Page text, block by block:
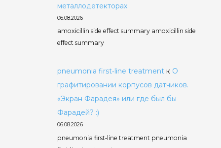
металлодетекторах
06.08.2026
amoxicillin side effect summary amoxicillin side
effect summary
pneumonia first‑line treatmentк О
графитировании корпусов датчиков.
«Экран Фарадея» или где был бы
Фарадей? :)
06.08.2026
pneumonia first‑line treatment pneumonia